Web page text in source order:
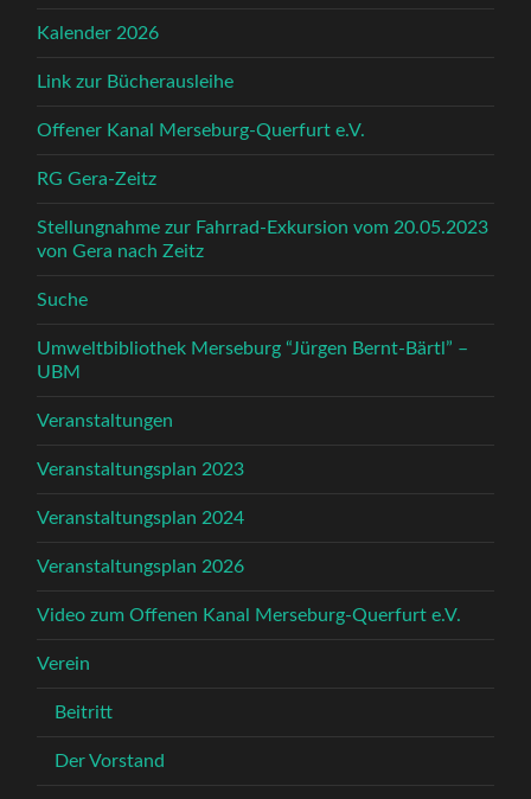
Kalender 2026
Link zur Bücherausleihe
Offener Kanal Merseburg-Querfurt e.V.
RG Gera-Zeitz
Stellungnahme zur Fahrrad-Exkursion vom 20.05.2023
von Gera nach Zeitz
Suche
Umweltbibliothek Merseburg “Jürgen Bernt-Bärtl” –
UBM
Veranstaltungen
Veranstaltungsplan 2023
Veranstaltungsplan 2024
Veranstaltungsplan 2026
Video zum Offenen Kanal Merseburg-Querfurt e.V.
Verein
Beitritt
Der Vorstand